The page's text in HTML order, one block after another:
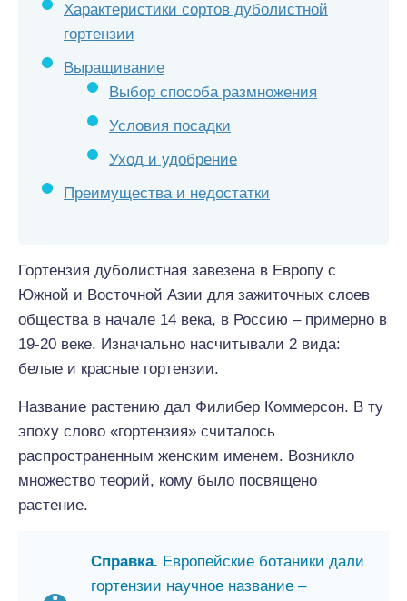
Характеристики сортов дуболистной
гортензии
Выращивание
Выбор способа размножения
Условия посадки
Уход и удобрение
Преимущества и недостатки
Гортензия дуболистная завезена в Европу с
Южной и Восточной Азии для зажиточных слоев
общества в начале 14 века, в Россию – примерно в
19-20 веке. Изначально насчитывали 2 вида:
белые и красные гортензии.
Название растению дал Филибер Коммерсон. В ту
эпоху слово «гортензия» считалось
распространенным женским именем. Возникло
множество теорий, кому было посвящено
растение.
Справка. Европейские ботаники дали
гортензии научное название –